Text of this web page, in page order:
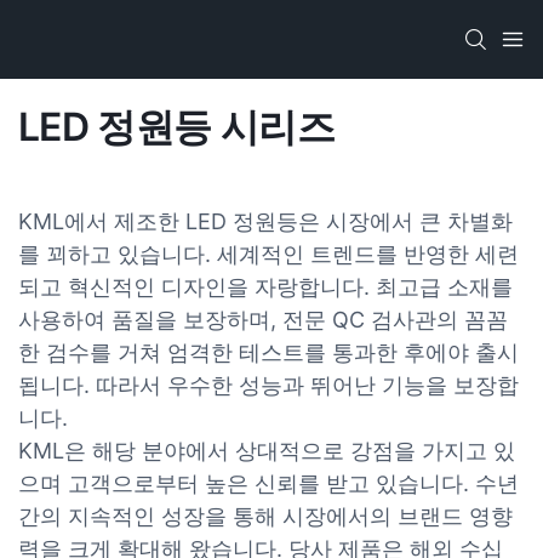
LED 정원등 시리즈
KML에서 제조한 LED 정원등은 시장에서 큰 차별화
를 꾀하고 있습니다. 세계적인 트렌드를 반영한 ​​세련
되고 혁신적인 디자인을 자랑합니다. 최고급 소재를
사용하여 품질을 보장하며, 전문 QC 검사관의 꼼꼼
한 검수를 거쳐 엄격한 테스트를 통과한 후에야 출시
됩니다. 따라서 우수한 성능과 뛰어난 기능을 보장합
니다.
KML은 해당 분야에서 상대적으로 강점을 가지고 있
으며 고객으로부터 높은 신뢰를 받고 있습니다. 수년
간의 지속적인 성장을 통해 시장에서의 브랜드 영향
력을 크게 확대해 왔습니다. 당사 제품은 해외 수십